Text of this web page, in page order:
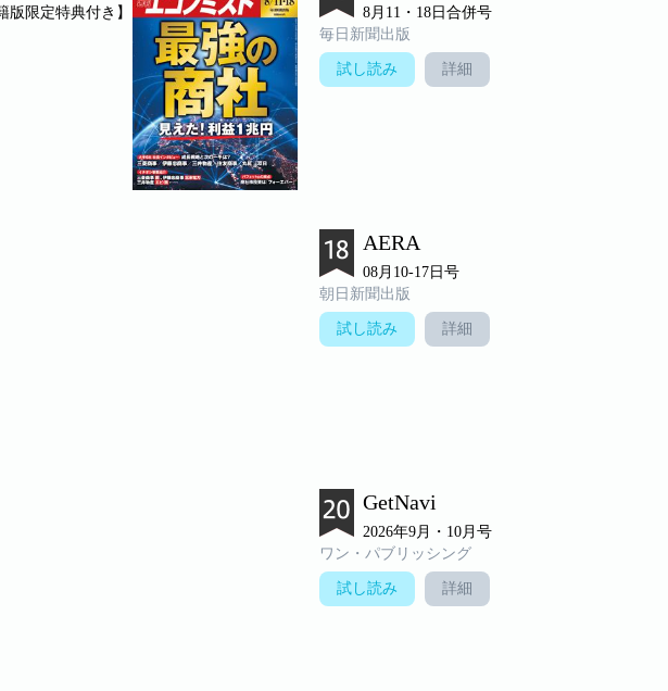
版限定特典付き】
8月11・18日合併号
毎日新聞出版
試し読み 詳細
AERA
08月10-17日号
朝日新聞出版
試し読み 詳細
GetNavi
2026年9月・10月号
ワン・パブリッシング
試し読み 詳細